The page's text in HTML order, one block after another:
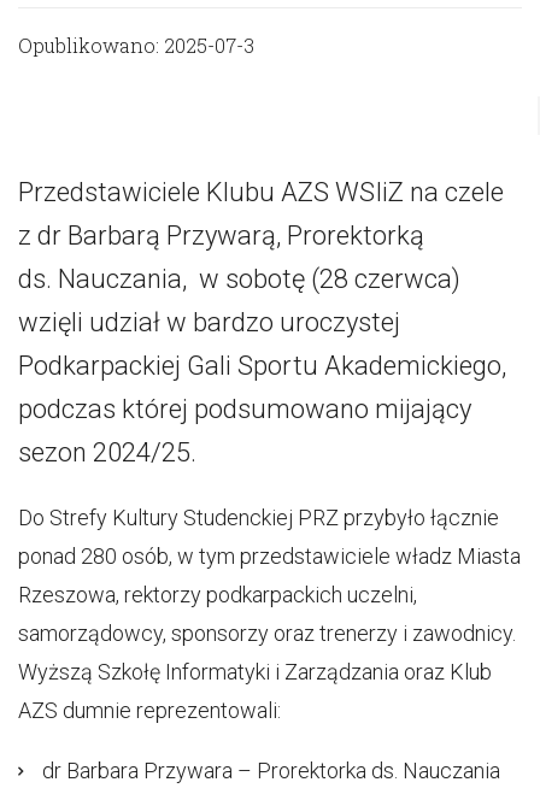
Opublikowano: 2025-07-3
Przedstawiciele Klubu AZS WSIiZ na czele
z dr Barbarą Przywarą, Prorektorką
ds. Nauczania, w sobotę (28 czerwca)
wzięli udział w bardzo uroczystej
Podkarpackiej Gali Sportu Akademickiego,
podczas której podsumowano mijający
sezon 2024/25.
Do Strefy Kultury Studenckiej PRZ przybyło łącznie
ponad 280 osób, w tym przedstawiciele władz Miasta
Rzeszowa, rektorzy podkarpackich uczelni,
samorządowcy, sponsorzy oraz trenerzy i zawodnicy.
Wyższą Szkołę Informatyki i Zarządzania oraz Klub
AZS dumnie reprezentowali:
dr Barbara Przywara – Prorektorka ds. Nauczania